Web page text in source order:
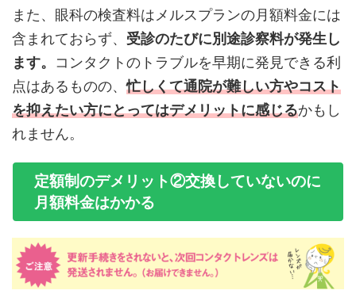
また、眼科の検査料はメルスプランの月額料金には
含まれておらず、 受診のたびに別途診察料が発生し
ます。 コンタクトのトラブルを早期に発見できる利
点はあるものの、忙しくて通院が難しい方やコスト
を抑えたい方にとってはデメリットに感じるかもし
れません。
定額制のデメリット②交換していないのに
月額料金はかかる